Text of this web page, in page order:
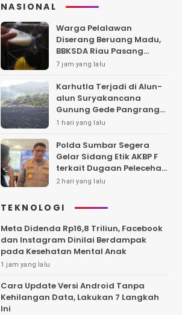
NASIONAL
Warga Pelalawan
Diserang Beruang Madu,
BBKSDA Riau Pasang
Kandang Jebak di Lokasi
7 jam yang lalu
Karhutla Terjadi di Alun-
alun Suryakancana
Gunung Gede Pangrango,
Api Berhasil Dipadamka
1 hari yang lalu
Polda Sumbar Segera
Gelar Sidang Etik AKBP F
terkait Dugaan Pelecehan
Polwan
2 hari yang lalu
TEKNOLOGI
Meta Didenda Rp16,8 Triliun, Facebook
dan Instagram Dinilai Berdampak
pada Kesehatan Mental Anak
1 jam yang lalu
Cara Update Versi Android Tanpa
Kehilangan Data, Lakukan 7 Langkah
Ini